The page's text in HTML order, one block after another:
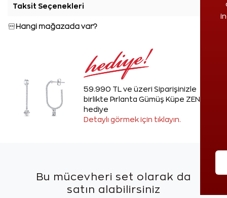
Taksit Seçenekleri
Hangi mağazada var?
59.990 TL ve üzeri Siparişinizle
birlikte Pırlanta Gümüş Küpe ZEN'den
hediye
Detaylı görmek için tıklayın.
Bu mücevheri set olarak da
satın alabilirsiniz